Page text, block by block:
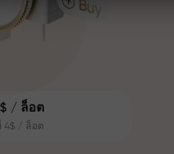
/ ล็อต
4$ / ล็อต
ข่งและความเร็ว
เดียวกัน Aleš
งมั่นและวินัยเข้าสู่
ในฐานะพันธมิตรที่
ให้ลูกค้าบรรลุเป้า
น
— ตัวคูณที่ใหญ่ที่สุด